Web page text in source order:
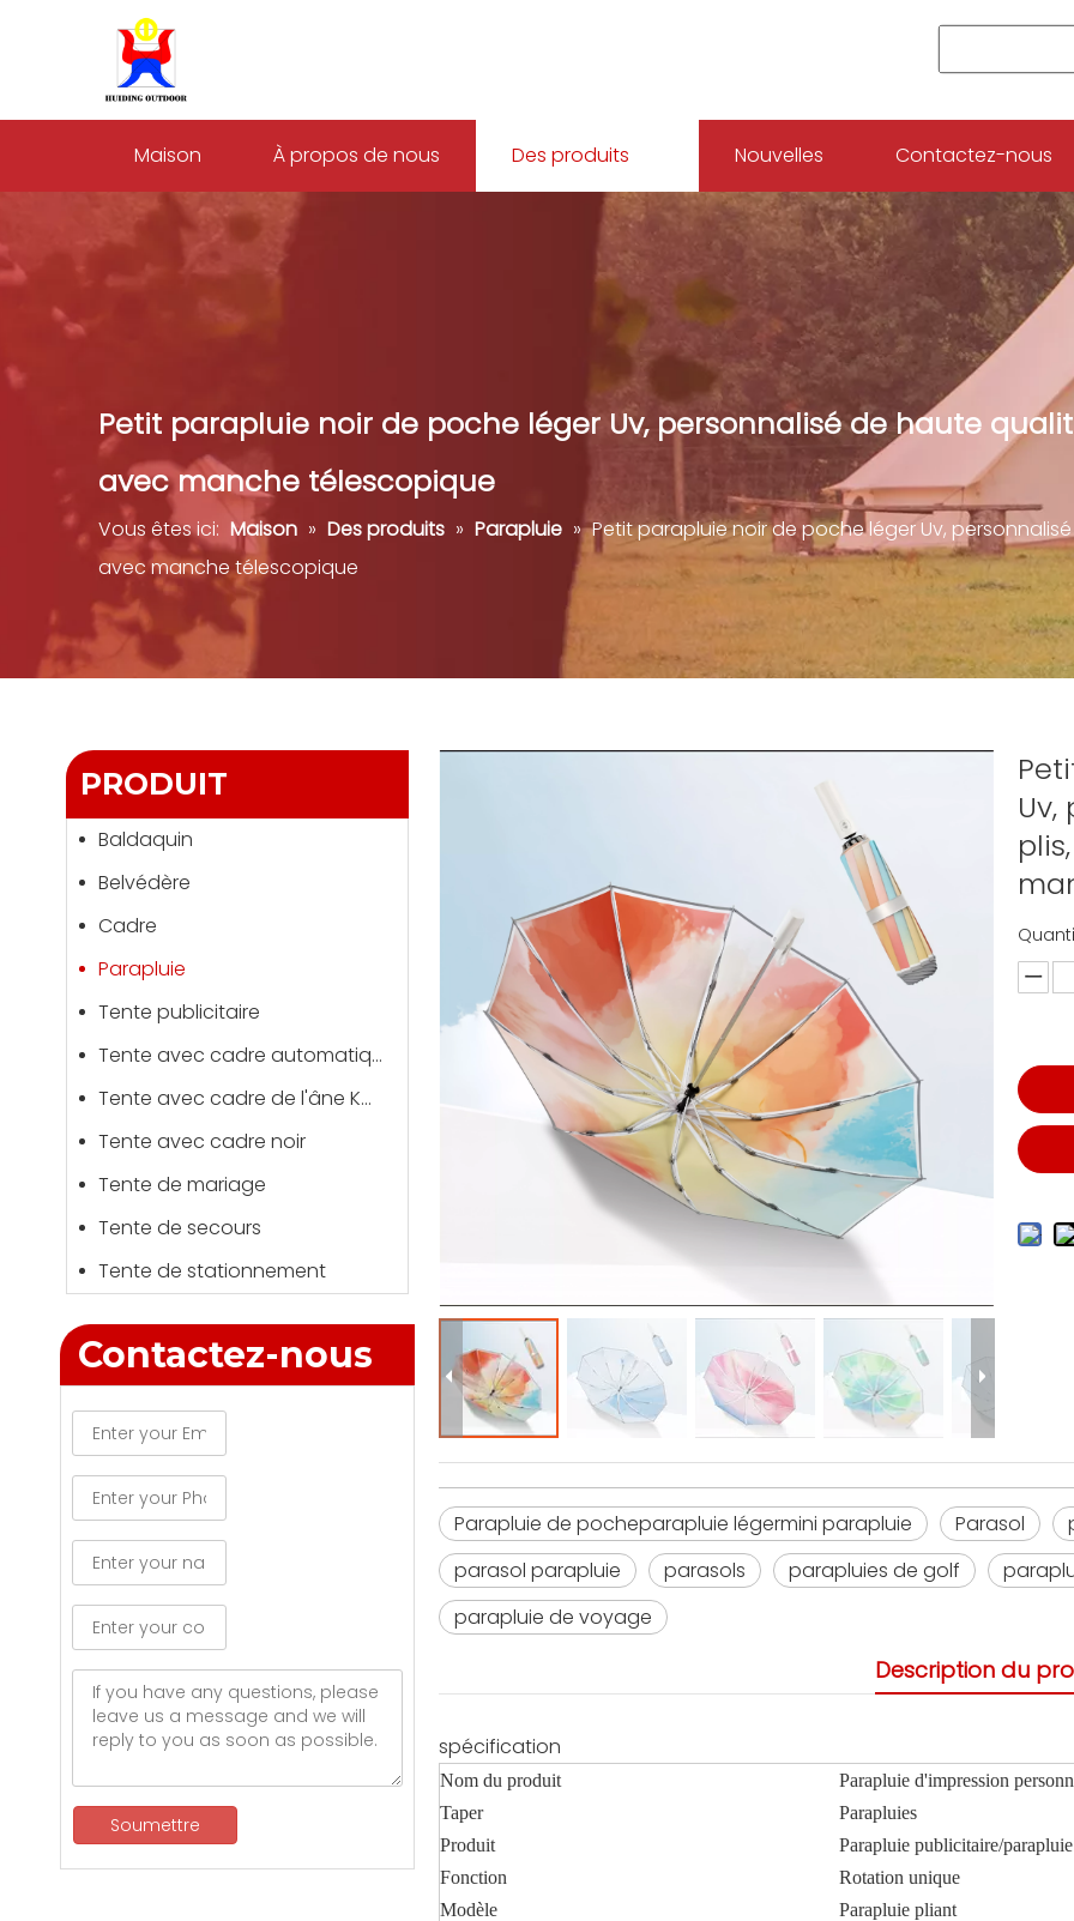
Maison À propos de nous Des produits Nouvelles Contactez-nous
Petit parapluie noir de poche léger Uv, personnalisé de haute
avec manche télescopique
Vous êtes ici: Maison » Des produits » Parapluie » Petit parapluie noir de poche léger Uv,
avec manche télescopique
PRODUIT
Baldaquin
Belvédère
Cadre
Parapluie
Tente publicitaire
Tente avec cadre automatique
Tente avec cadre de l'âne Kong
Tente avec cadre noir
Tente de mariage
Tente de secours
Tente de stationnement
Contactez-nous
Soumettre
Parapluie de pocheparapluie légermini parapluie Parasol
parasol parapluie
parasols parapluies de golf
parapluie de voyage
Description du
spécification
Nom du produit
Parapluie d'impression
Taper
Parapluies
Produit
Parapluie publicitaire/
Fonction
Rotation unique
Modèle
Parapluie pliant